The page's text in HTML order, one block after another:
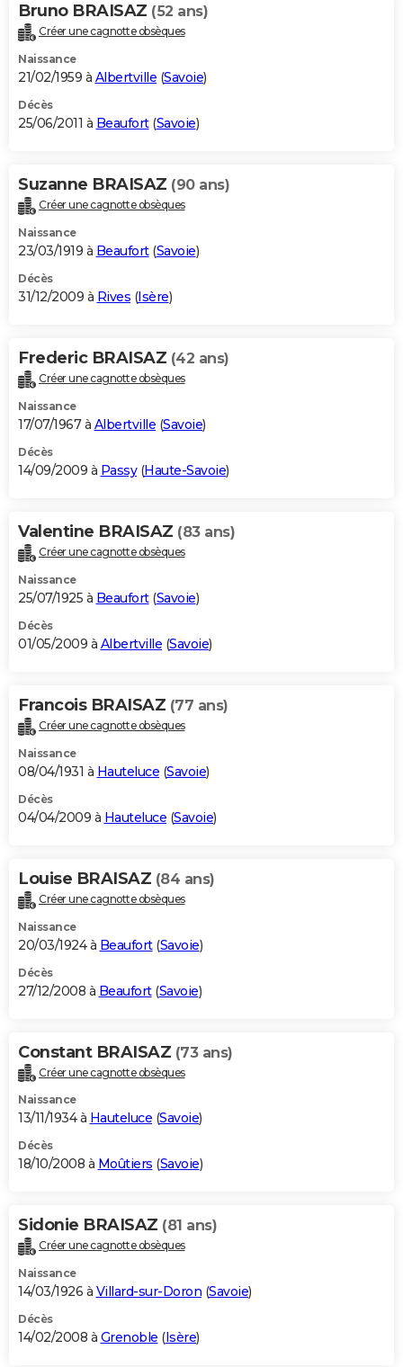
Bruno BRAISAZ (52 ans)
Créer une cagnotte obsèques
Naissance
21/02/1959 à Albertville (Savoie)
Décès
25/06/2011 à Beaufort(Savoie)
Suzanne BRAISAZ (90 ans)
Créer une cagnotte obsèques
Naissance
23/03/1919 à Beaufort(Savoie)
Décès
31/12/2009 à Rives (Isère)
Frederic BRAISAZ (42 ans)
Créer une cagnotte obsèques
Naissance
17/07/1967 à Albertville (Savoie)
Décès
14/09/2009 à Passy(Haute-Savoie)
Valentine BRAISAZ (83 ans)
Créer une cagnotte obsèques
Naissance
25/07/1925 à Beaufort(Savoie)
Décès
01/05/2009 à Albertville (Savoie)
Francois BRAISAZ (77 ans)
Créer une cagnotte obsèques
Naissance
08/04/1931 à Hauteluce (Savoie)
Décès
04/04/2009 à Hauteluce (Savoie)
Louise BRAISAZ (84 ans)
Créer une cagnotte obsèques
Naissance
20/03/1924 à Beaufort(Savoie)
Décès
27/12/2008 à Beaufort(Savoie)
Constant BRAISAZ (73 ans)
Créer une cagnotte obsèques
Naissance
13/11/1934 à Hauteluce (Savoie)
Décès
18/10/2008 à Moûtiers (Savoie)
Sidonie BRAISAZ (81 ans)
Créer une cagnotte obsèques
Naissance
14/03/1926 à Villard-sur-Doron (Savoie)
Décès
14/02/2008 à Grenoble (Isère)